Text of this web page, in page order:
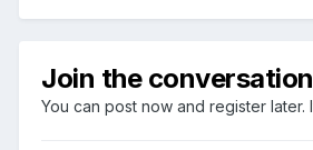
Join the conversation
You can post now and register later.